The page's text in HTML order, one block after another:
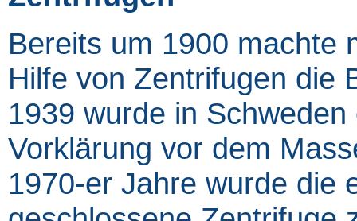
Bereits um 1900 machte
Hilfe von Zentrifugen die
1939 wurde in
Vorklärung vor dem
1970-er Jahre wurde die